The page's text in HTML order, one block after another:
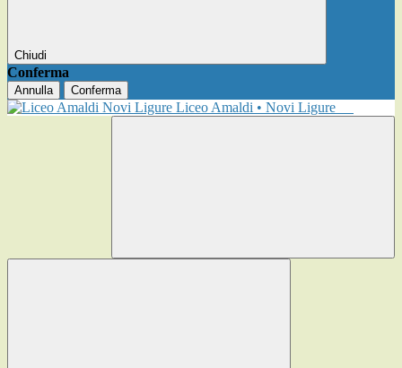
Chiudi
Conferma
Annulla Conferma
Liceo Amaldi • Novi Ligure